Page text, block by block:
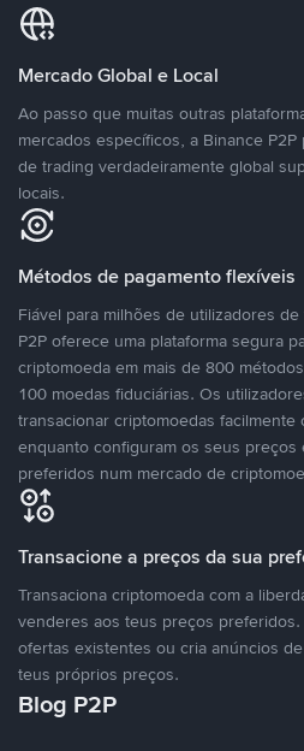
Mercado Global e Local
Ao passo que muitas outras
mercados específicos, a Binance
de trading verdadeiramente global
locais.
Métodos de pagamento flexíveis
Fiável para milhões de utilizadores
P2P oferece uma plataforma segura
criptomoeda em mais de 800
100 moedas fiduciárias. Os
transacionar criptomoedas
enquanto configuram os seus preços
preferidos num mercado de
Transacione a preços da sua
Transaciona criptomoeda com a
venderes aos teus preços
ofertas existentes ou cria anúncios
teus próprios preços.
Blog P2P